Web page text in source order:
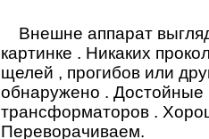
Внешне аппарат
картинке . Никаких
щелей , прогибов или
обнаружено . Достойные
трансформаторов .
Переворачиваем.